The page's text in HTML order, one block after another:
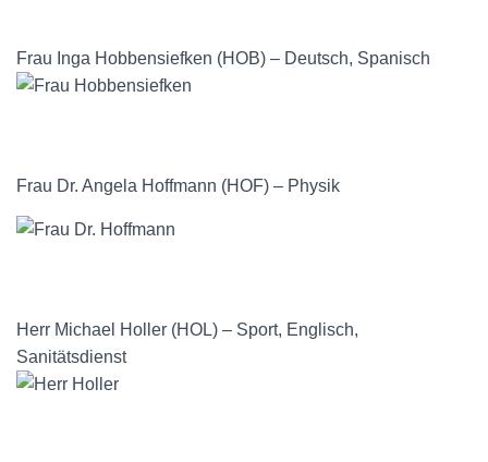
Frau Inga Hobbensiefken (HOB) – Deutsch, Spanisch
Frau Dr. Angela Hoffmann (HOF) – Physik
Herr Michael Holler (HOL) – Sport, Englisch,
Sanitätsdienst